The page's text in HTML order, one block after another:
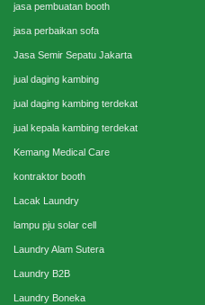
jasa pembuatan booth
jasa perbaikan sofa
Jasa Semir Sepatu Jakarta
jual daging kambing
jual daging kambing terdekat
jual kepala kambing terdekat
Kemang Medical Care
kontraktor booth
Lacak Laundry
lampu pju solar cell
Laundry Alam Sutera
Laundry B2B
Laundry Boneka